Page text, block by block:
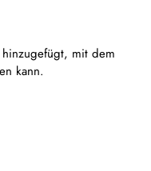
mit dem
kann.